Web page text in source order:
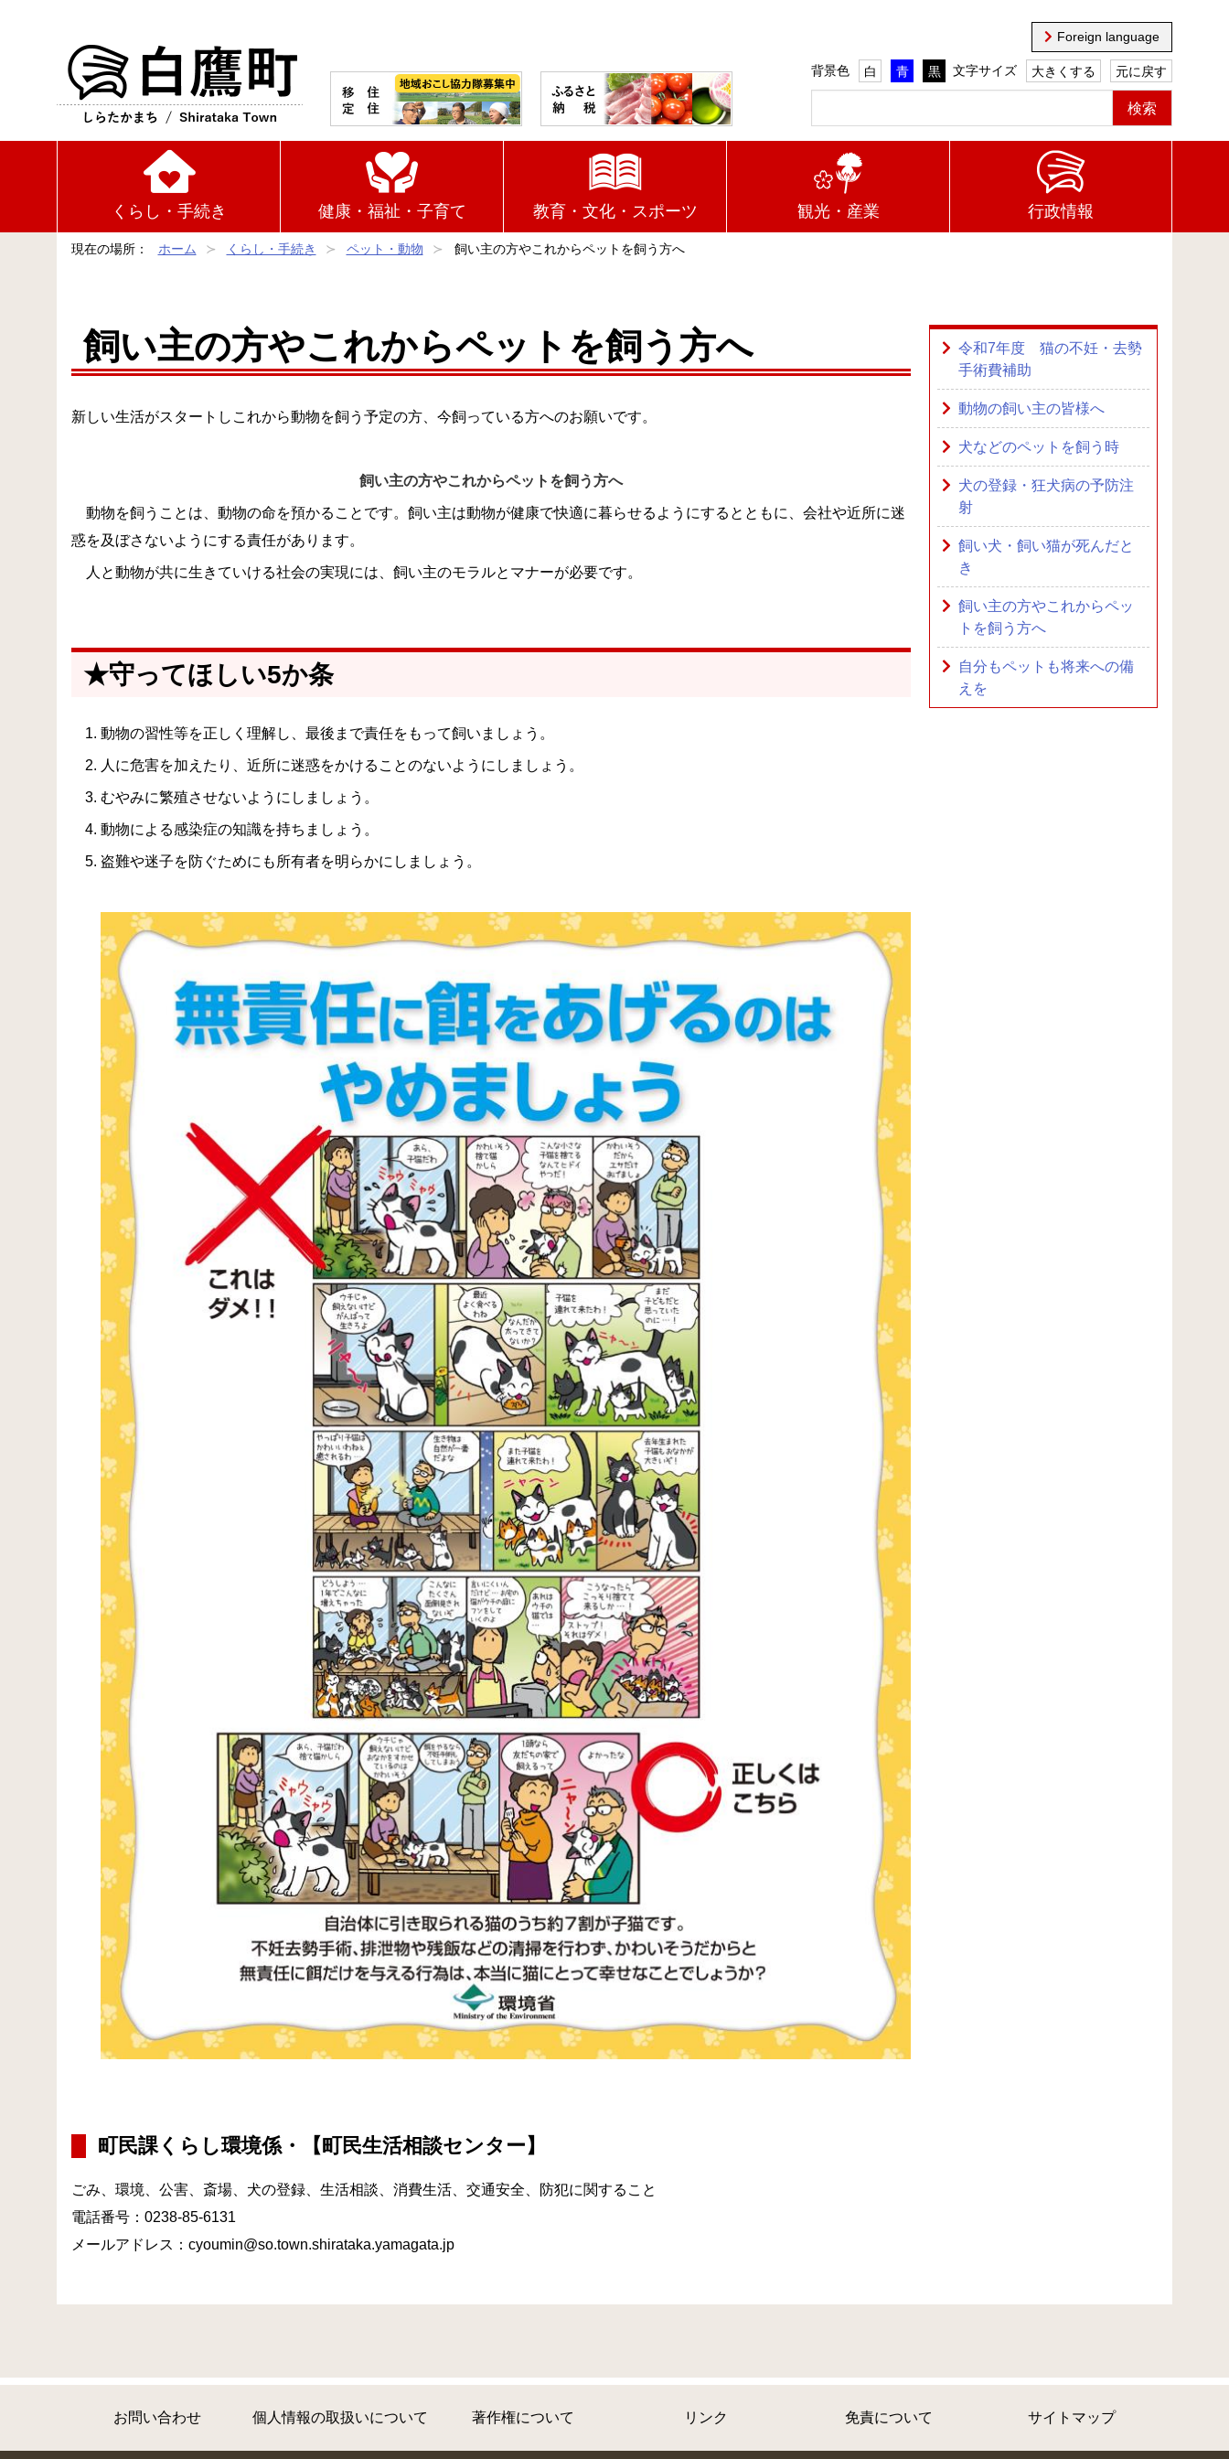
Foreign language
背景色 白 青 黒 文字サイズ 大きくする 元に戻す
くらし・手続き 健康・福祉・子育て 教育・文化・スポーツ 観光・産業 行政情報
現在の場所： ホーム くらし・手続き ペット・動物 飼い主の方やこれからペットを飼う方へ
飼い主の方やこれからペットを飼う方へ
新しい生活がスタートしこれから動物を飼う予定の方、今飼っている方へのお願いです。
飼い主の方やこれからペットを飼う方へ
動物を飼うことは、動物の命を預かることです。飼い主は動物が健康で快適に暮らせるようにするとともに、会社や近所に迷
惑を及ぼさないようにする責任があります。
人と動物が共に生きていける社会の実現には、飼い主のモラルとマナーが必要です。
★守ってほしい5か条
動物の習性等を正しく理解し、最後まで責任をもって飼いましょう。
人に危害を加えたり、近所に迷惑をかけることのないようにしましょう。
むやみに繁殖させないようにしましょう。
動物による感染症の知識を持ちましょう。
盗難や迷子を防ぐためにも所有者を明らかにしましょう。
町民課くらし環境係・【町民生活相談センター】
ごみ、環境、公害、 斎場、犬の登録、生活相談、消費生活、交通安全、防犯に関すること
電話番号：0238-85-6131
メールアドレス：cyoumin@so.town.shirataka.yamagata.jp
令和7年度 猫の不妊・去勢
手術費補助
動物の飼い主の皆様へ
犬などのペットを飼う時
犬の登録・狂犬病の予防注
射
飼い犬・飼い猫が死んだと
き
飼い主の方やこれからペッ
トを飼う方へ
自分もペットも将来への備
えを
お問い合わせ 個人情報の取扱いについて 著作権について リンク 免責について サイトマップ